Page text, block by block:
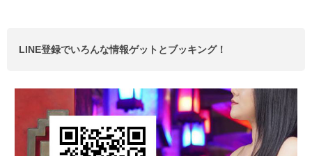
LINE登録でいろんな情報ゲットとブッキング！